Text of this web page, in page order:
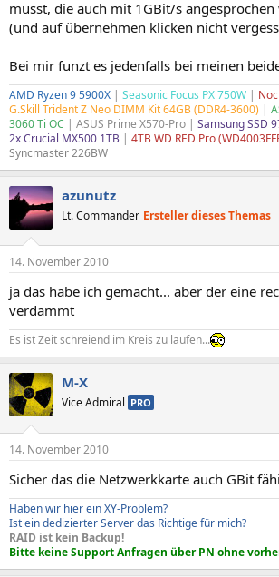
musst, die auch mit 1GBit/s
(und auf übernehmen klicken nicht
Bei mir funzt es jedenfalls bei meinen
AMD Ryzen 9 5900X | Seasonic Focus PX 750W |
G.Skill Trident Z Neo DIMM Kit 64GB (DDR4-3600) |
3060 Ti OC | ASUS Prime X570-Pro | Samsung SSD
2x Crucial MX500 1TB | 4TB WD RED Pro
Syncmaster 226BW
azunutz
Lt. Commander Ersteller dieses Themas
14. November 2010
ja das habe ich gemacht... aber der eine
verdammt
Es ist Zeit schreiend im Kreis zu laufen...
M-X
Vice Admiral PRO
14. November 2010
Sicher das die Netzwerkkarte auch GBit
Haben wir hier ein XY-Problem?
Ist ein dedizierter Server das Richtige für mich?
RAID ist kein Backup!
Bitte keine Support Anfragen über PN ohne